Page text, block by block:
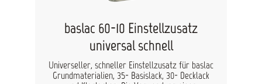
baslac 60-10 Einstellzusatz
universal schnell
Universeller, schneller Einstellzusatz für baslac
Grundmaterialien, 35- Basislack, 30- Decklack